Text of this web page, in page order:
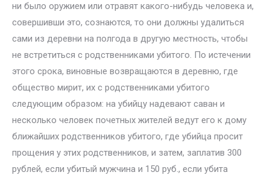
ни было оружием или отравят какого-нибудь человека и,
совершивши это, сознаются, то они должны удалиться
сами из деревни на полгода в другую местность, чтобы
не встретиться с родственниками убитого. По истечении
этого срока, виновные возвращаются в деревню, где
общество мирит, их с родственниками убитого
следующим образом: на убийцу надевают саван и
несколько человек почетных жителей ведут его к дому
ближайших родственников убитого, где убийца просит
прощения у этих родственников, и затем, заплатив 300
рублей, если убитый мужчина и 150 руб., если убита